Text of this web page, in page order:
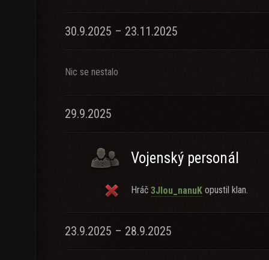
30.9.2025 – 23.11.2025
Nic se nestalo
29.9.2025
Vojenský personál
Hráč 3Jlou_nanuK opustil klan.
23.9.2025 – 28.9.2025